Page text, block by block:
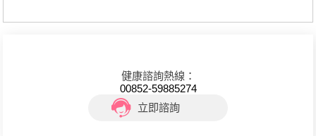
健康諮詢熱線：
00852-59885274
立即諮詢